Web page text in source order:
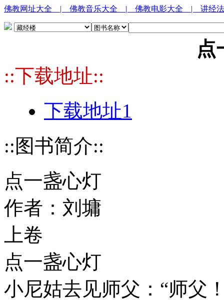
佛教网址大全 | 佛教音乐大全 | 佛教电影大全 | 讲经
点
::下载地址::
下载地址1
::图书简介::
点一盏心灯
作者：刘墉
上卷
点一盏心灯
小尼姑去见师父：“师父